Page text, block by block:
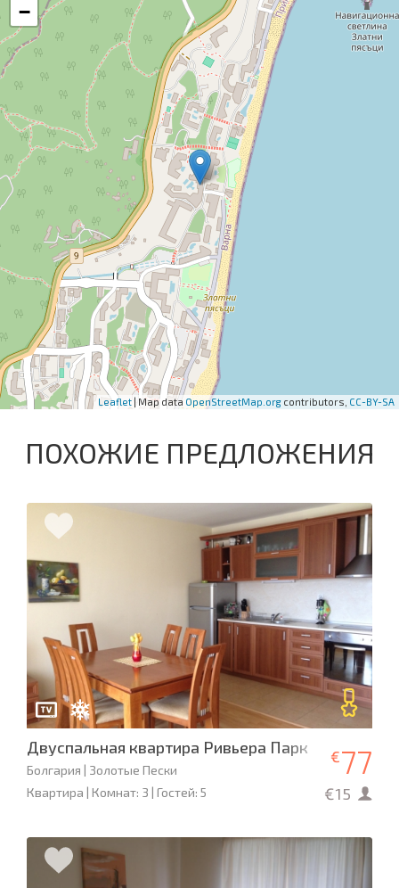
−
Leaflet | Map data OpenStreetMap.org contributors, CC-BY-SA
ПОХОЖИЕ ПРЕДЛОЖЕНИЯ
Двуспальная квартира Ривьера Парк
Болгария | Золотые Пески
Квартира | Комнат: 3 | Гостей: 5
€77
€15